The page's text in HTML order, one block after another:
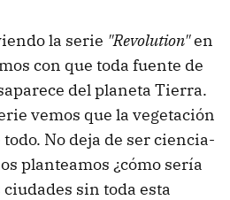
la serie "Revolution"en
con que toda fuente de
del planeta Tierra.
vemos que la vegetación
No deja de ser ciencia-
planteamos ¿cómo sería
sin toda esta